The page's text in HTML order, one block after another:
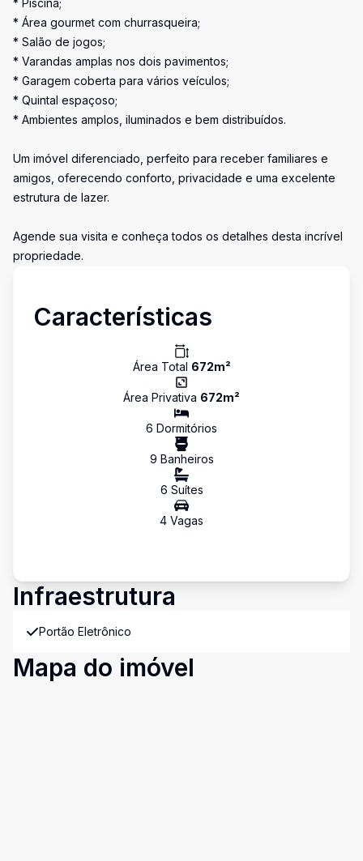
* Piscina;
* Área gourmet com churrasqueira;
* Salão de jogos;
* Varandas amplas nos dois pavimentos;
* Garagem coberta para vários veículos;
* Quintal espaçoso;
* Ambientes amplos, iluminados e bem distribuídos.
Um imóvel diferenciado, perfeito para receber familiares e
amigos, oferecendo conforto, privacidade e uma excelente
estrutura de lazer.
Agende sua visita e conheça todos os detalhes desta incrível
propriedade.
Características
Área Total 672m²
Área Privativa 672m²
6 Dormitórios
9 Banheiros
6 Suítes
4 Vagas
Infraestrutura
Portão Eletrônico
Mapa do imóvel